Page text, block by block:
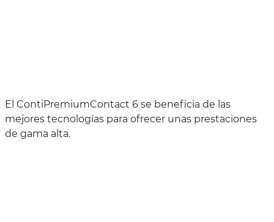
El ContiPremiumContact 6 se beneficia de las
mejores tecnologías para ofrecer unas prestaciones
de gama alta.